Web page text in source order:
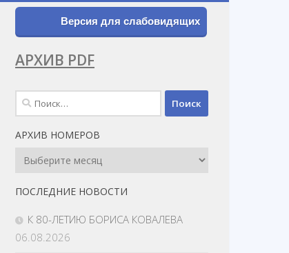
Версия для слабовидящих
АРХИВ PDF
Найти:
АРХИВ НОМЕРОВ
Архив
ПОСЛЕДНИЕ НОВОСТИ
К 80-ЛЕТИЮ БОРИСА КОВАЛЕВА
06.08.2026